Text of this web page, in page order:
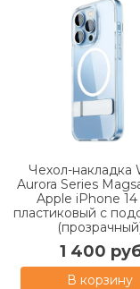
Чехол-накладка
Aurora Series
Apple iPhone
пластиковый с
1 400
В корзину